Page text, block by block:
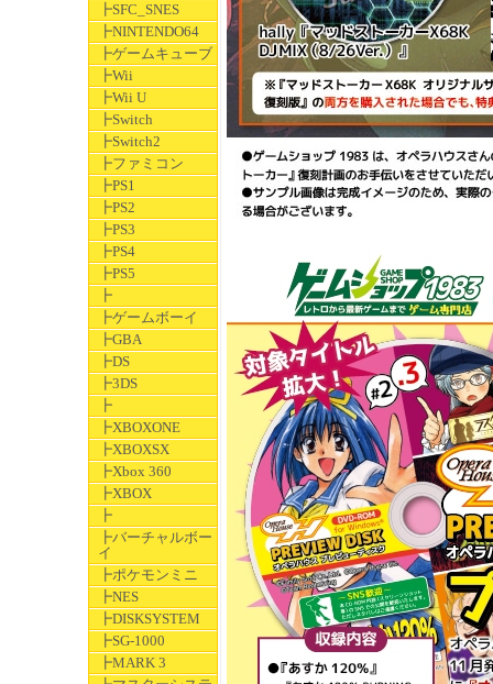
┣SFC_SNES
┣NINTENDO64
┣ゲームキューブ
┣Wii
┣Wii U
┣Switch
┣Switch2
┣ファミコン
┣PS1
┣PS2
┣PS3
┣PS4
┣PS5
┣
┣ゲームボーイ
┣GBA
┣DS
┣3DS
┣
┣XBOXONE
┣XBOXSX
┣Xbox 360
┣XBOX
┣
┣バーチャルボー
イ
┣ポケモンミニ
┣NES
┣DISKSYSTEM
┣SG-1000
┣MARK 3